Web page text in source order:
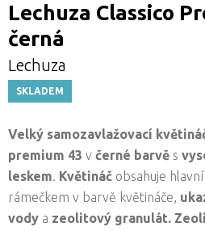
Lechuza Classico
černá
Lechuza
SKLADEM
Velký samozavlažovací
premium 43 v černé barvě s
leskem. Květináč obsahuje hlavní
rámečkem v barvě květináče,
vody a zeolitový granulát.